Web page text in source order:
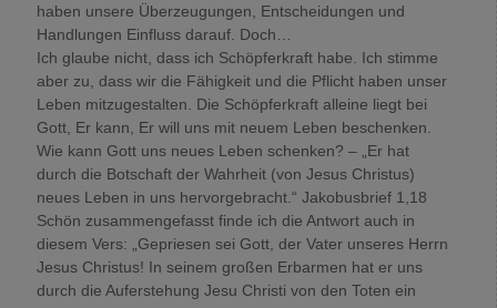
haben unsere Überzeugungen, Entscheidungen und
Handlungen Einfluss darauf. Doch…
Ich glaube nicht, dass ich Schöpferkraft habe. Ich stimme
aber zu, dass wir die Fähigkeit und die Pflicht haben unser
Leben mitzugestalten. Die Schöpferkraft alleine liegt bei
Gott, Er kann, Er will uns mit neuem Leben beschenken.
Wie kann Gott uns neues Leben schenken? – „Er hat
durch die Botschaft der Wahrheit (von Jesus Christus)
neues Leben in uns hervorgebracht.“ Jakobusbrief 1,18
Schön zusammengefasst finde ich die Antwort auch in
diesem Vers: „Gepriesen sei Gott, der Vater unseres Herrn
Jesus Christus! In seinem großen Erbarmen hat er uns
durch die Auferstehung Jesu Christi von den Toten ein